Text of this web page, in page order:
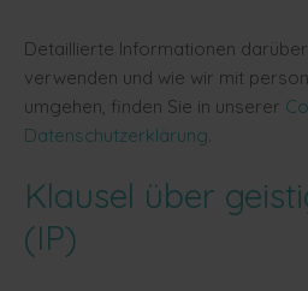
Detaillierte Informationen
verwenden und wie wir mit
umgehen, finden Sie in unserer
Datenschutzerklärung.
Klausel über
(IP)